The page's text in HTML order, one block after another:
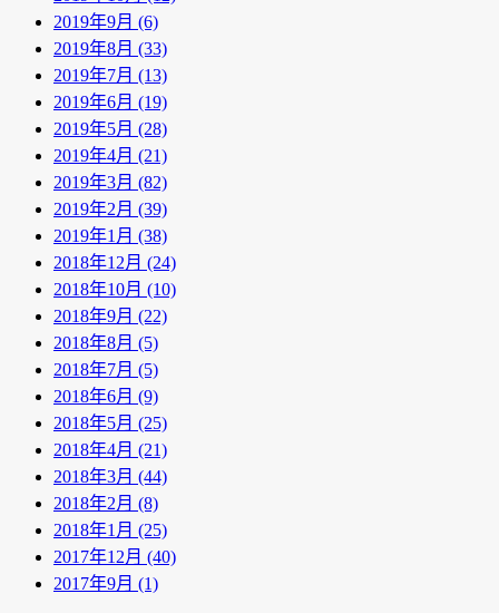
2019年9月 (6)
2019年8月 (33)
2019年7月 (13)
2019年6月 (19)
2019年5月 (28)
2019年4月 (21)
2019年3月 (82)
2019年2月 (39)
2019年1月 (38)
2018年12月 (24)
2018年10月 (10)
2018年9月 (22)
2018年8月 (5)
2018年7月 (5)
2018年6月 (9)
2018年5月 (25)
2018年4月 (21)
2018年3月 (44)
2018年2月 (8)
2018年1月 (25)
2017年12月 (40)
2017年9月 (1)